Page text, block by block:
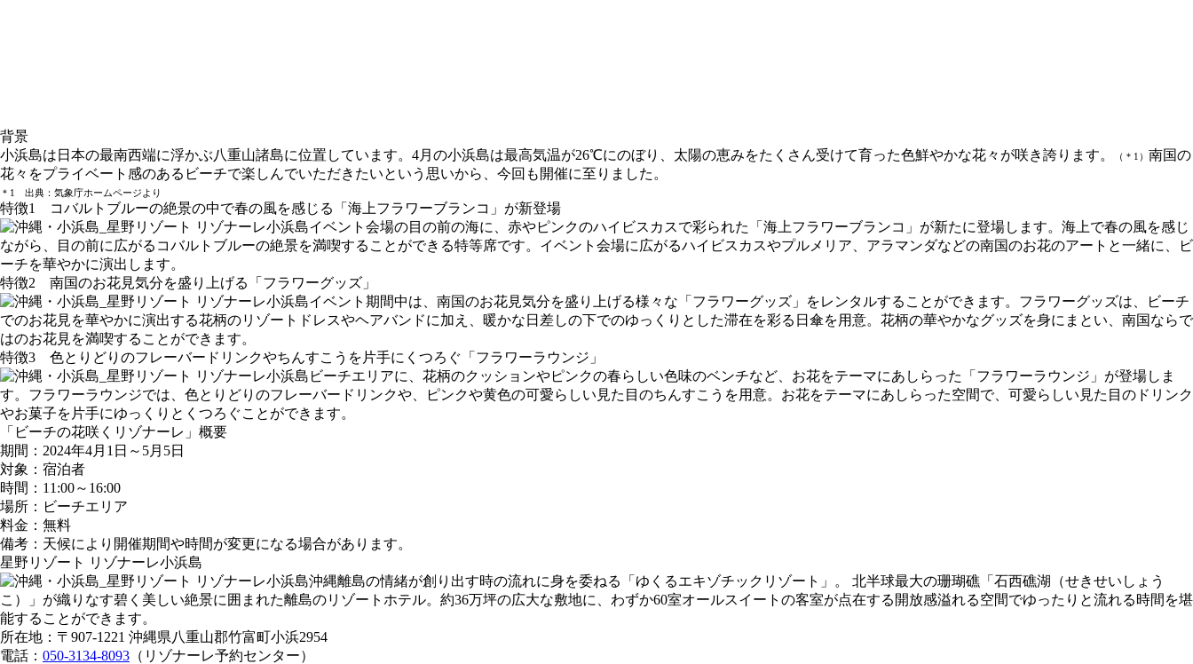
背景
小浜島は日本の最南西端に浮かぶ八重山諸島に位置しています。4月の小浜島は最高気温が26℃にのぼり、太陽の恵みをたくさん受けて育った色鮮やかな花々が咲き誇ります。
（＊1） 南国の
花々をプライベート感のあるビーチで楽しんでいただきたいという思いから、今回も開催に至りました。
＊1 出典：気象庁ホームページより
特徴1 コバルトブルーの絶景の中で春の風を感じる「海上フラワーブランコ」が新登場
イベント会場の目の前の海に、赤やピンクのハイビスカスで彩られた「海上フラワーブランコ」が新たに登場します。海上で春の風を感じ
ながら、目の前に広がるコバルトブルーの絶景を満喫することができる特等席です。イベント会場に広がるハイビスカスやプルメリア、アラマンダなどの南国のお花のアートと一緒に、ビ
ーチを華やかに演出します。
特徴2 南国のお花見気分を盛り上げる「フラワーグッズ」
イベント期間中は、南国のお花見気分を盛り上げる様々な「フラワーグッズ」をレンタルすることができます。フラワーグッズは、ビーチ
でのお花見を華やかに演出する花柄のリゾートドレスやヘアバンドに加え、暖かな日差しの下でのゆっくりとした滞在を彩る日傘を用意。花柄の華やかなグッズを身にまとい、南国ならで
はのお花見を満喫することができます。
特徴3 色とりどりのフレーバードリンクやちんすこうを片手にくつろぐ「フラワーラウンジ」
ビーチエリアに、花柄のクッションやピンクの春らしい色味のベンチなど、お花をテーマにあしらった「フラワーラウンジ」が登場しま
す。フラワーラウンジでは、色とりどりのフレーバードリンクや、ピンクや黄色の可愛らしい見た目のちんすこうを用意。お花をテーマにあしらった空間で、可愛らしい見た目のドリンク
やお菓子を片手にゆっくりとくつろぐことができます。
「ビーチの花咲くリゾナーレ」概要
期間：2024年4月1日～5月5日
対象：宿泊者
時間：11:00～16:00
場所：ビーチエリア
料金：無料
備考：天候により開催期間や時間が変更になる場合があります。
星野リゾート リゾナーレ小浜島
沖縄離島の情緒が創り出す時の流れに身を委ねる「ゆくるエキゾチックリゾート」。 北半球最大の珊瑚礁「石西礁湖（せきせいしょう
こ）」が織りなす碧く美しい絶景に囲まれた離島のリゾートホテル。約36万坪の広大な敷地に、わずか60室オールスイートの客室が点在する開放感溢れる空間でゆったりと流れる時間を堪
能することができます。
所在地：〒907-1221 沖縄県八重山郡竹富町小浜2954
電話： 050-3134-8093 （リゾナーレ予約センター）